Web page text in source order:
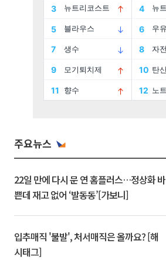
주요뉴스
22일 만에 다시 문 연 홈플러스…정상화 바
쁜데 재고 없어 ‘발동동’[가보니]
입추매직 '불발', 처서매직은 올까요? [해
시태그]